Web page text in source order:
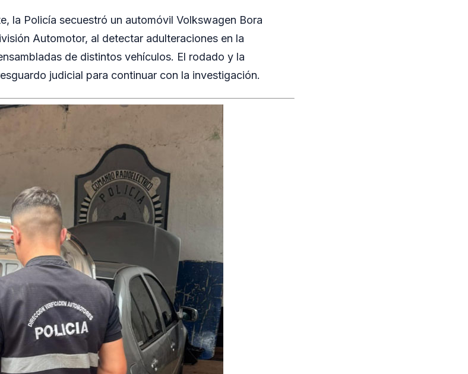
la Policía secuestró un automóvil Volkswagen Bora
Automotor, al detectar adulteraciones en la
de distintos vehículos. El rodado y la
judicial para continuar con la investigación.